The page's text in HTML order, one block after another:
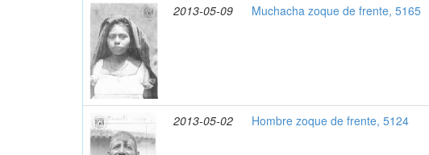
2013-05-09 Muchacha zoque de frente, 5165
2013-05-02 Hombre zoque de frente, 5124